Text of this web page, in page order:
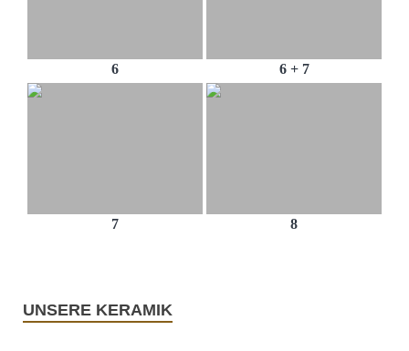
6 6 + 7
7 8
UNSERE KERAMIK